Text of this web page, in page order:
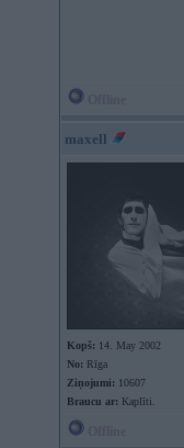
maxell
Kopš: 14. May 2002
No: Rīga
Ziņojumi: 10607
Braucu ar: Kaplīti.